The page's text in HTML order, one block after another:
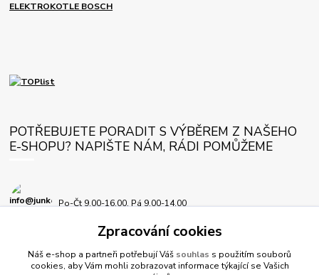
ELEKTROKOTLE BOSCH
POTŘEBUJETE PORADIT S VÝBĚREM Z NAŠEHO
E-SHOPU? NAPIŠTE NÁM, RÁDI POMŮŽEME
Po-Čt 9.00-16.00, Pá 9.00-14.00
Zpracování cookies
Náš e-shop a partneři potřebují Váš souhlas s použitím souborů
cookies, aby Vám mohli zobrazovat informace týkající se Vašich